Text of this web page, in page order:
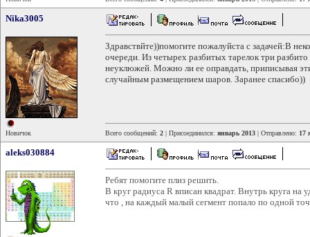
Nika3005
Новичок
Здравствйте))помогите пожалуйста с задачей:В
очереди. Из четырех разбитых тарелок три
неуклюжей. Можно ли ее оправдать, приписывая
случайным размещением шаров. Заранее спасибо))
Всего сообщений: 2 | Присоединился: январь 2013 | Отправлено: 17
aleks030884
Ребят помогите плиз решить.
В круг радиуса R вписан квадрат. Внутрь круга
что , на каждый малый сегмент попало по одной